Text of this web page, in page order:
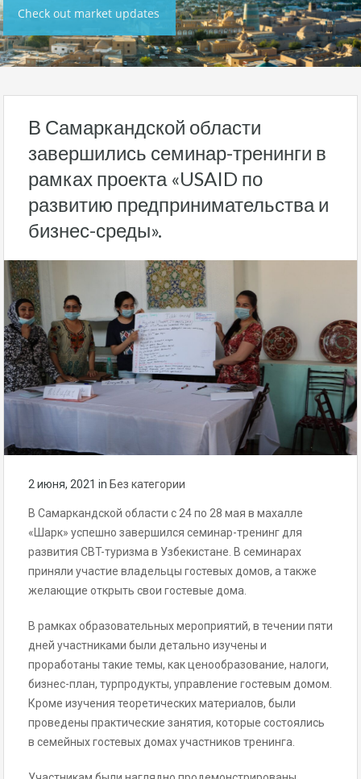
Check out market updates
В Самаркандской области
завершились семинар-тренинги в
рамках проекта «USAID по
развитию предпринимательства и
бизнес-среды».
2 июня, 2021 in Без категории
В Самаркандской области с 24 по 28 мая в махалле
«Шарк» успешно завершился семинар-тренинг для
развития СBT-туризма в Узбекистане. В семинарах
приняли участие владельцы гостевых домов, а также
желающие открыть свои гостевые дома.
В рамках образовательных мероприятий, в течении пяти
дней участниками были детально изучены и
проработаны такие темы, как ценообразование, налоги,
бизнес-план, турпродукты, управление гостевым домом.
Кроме изучения теоретических материалов, были
проведены практические занятия, которые состоялись
в семейных гостевых домах участников тренинга.